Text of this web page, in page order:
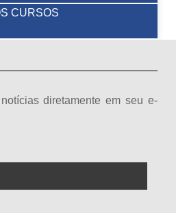
CURSOS
diretamente em seu e-